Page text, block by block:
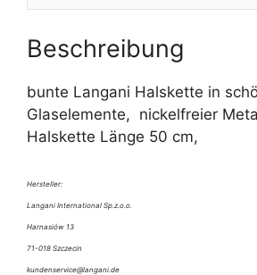
e
Beschreibung
bunte Langani Halskette in
Glaselemente, nickelfreier
Halskette Länge 50 cm,
Hersteller:
Langani International Sp.z.o.o.
Harnasiów 13
71-018 Szczecin
kundenservice@langani.de